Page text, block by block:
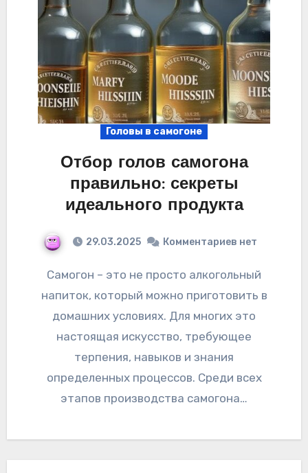
Головы в самогоне
Отбор голов самогона
правильно: секреты
идеального продукта
29.03.2025 Комментариев нет
Самогон – это не просто алкогольный
напиток, который можно приготовить в
домашних условиях. Для многих это
настоящая искусство, требующее
терпения, навыков и знания
определенных процессов. Среди всех
этапов производства самогона…